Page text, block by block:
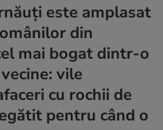
este amplasat
din
mai bogat dintr-o
vile
cu rochii de
pentru când o